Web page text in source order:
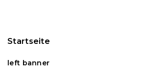
Startseite
left banner